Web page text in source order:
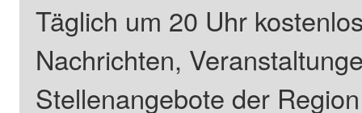
Täglich um 20 Uhr
Nachrichten,
Stellenangebote der